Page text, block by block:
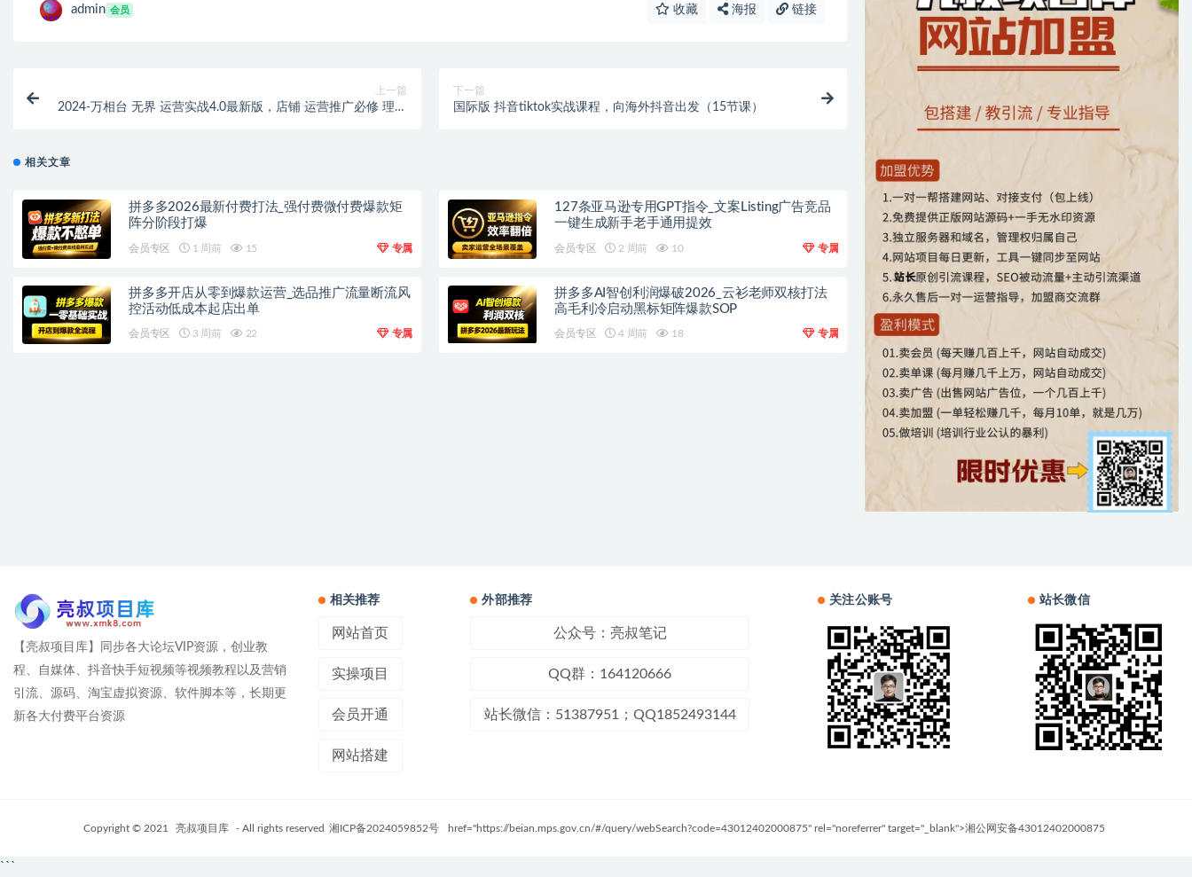
admin 会员 收藏 海报 链接
上一篇
2024-万相台 无界 运营实战4.0最新版，店铺 运营推广必修 理论
下一篇
国际版 抖音tiktok实战课程，向海外抖音出发（15节课）
相关文章
拼多多2026最新付费打法_强付费微付费爆款矩
阵分阶段打爆
会员专区 1 周前 15 专属
127条亚马逊专用GPT指令_文案Listing广告竞品
一键生成新手老手通用提效
会员专区 2 周前 10 专属
拼多多开店从零到爆款运营_选品推广流量断流风
控活动低成本起店出单
会员专区 3 周前 22 专属
拼多多AI智创利润爆破2026_云衫老师双核打法
高毛利冷启动黑标矩阵爆款SOP
会员专区 4 周前 18 专属
【亮叔项目库】同步各大论坛VIP资源，创业教
程、自媒体、抖音快手短视频等视频教程以及营销
引流、源码、淘宝虚拟资源、软件脚本等，长期更
新各大付费平台资源
相关推荐
网站首页
实操项目
会员开通
网站搭建
外部推荐
公众号：亮叔笔记
QQ群：164120666
站长微信：51387951；QQ1852493144
关注公账号 站长微信
Copyright © 2021 亮叔项目库 - All rights reserved 湘ICP备2024059852号 href="https://beian.mps.gov.cn/#/query/webSearch?code=43012402000875" rel="noreferrer" target="_blank">湘公网安备43012402000875
```